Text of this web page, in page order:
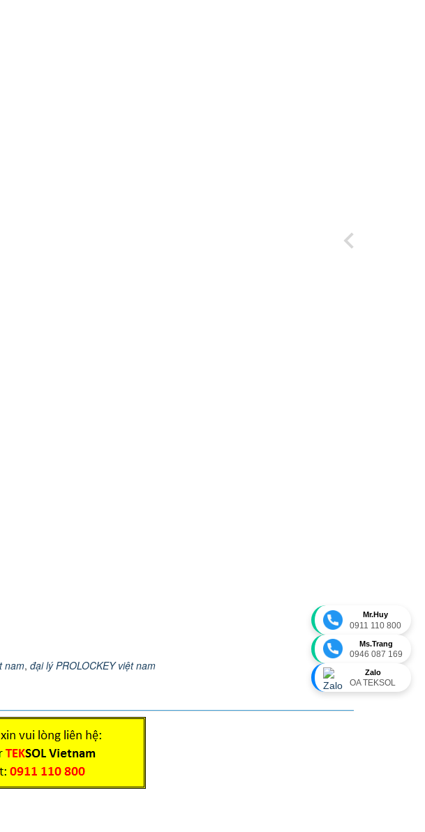
Mr.Huy
0911 110 800
Ms.Trang
0946 087 169
Zalo
OA TEKSOL
nam, đại lý PROLOCKEY việt nam